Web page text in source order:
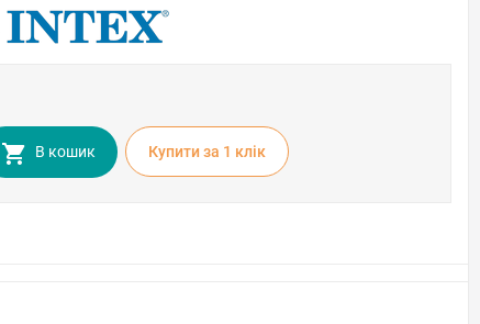
В кошик Купити за 1 клiк